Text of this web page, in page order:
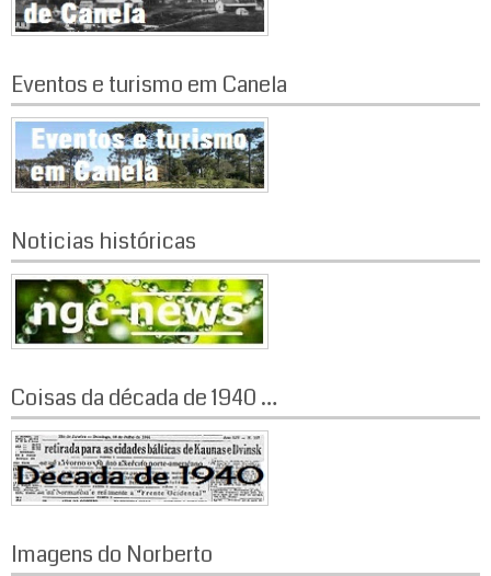
Eventos e turismo em Canela
Noticias históricas
Coisas da década de 1940 …
Imagens do Norberto